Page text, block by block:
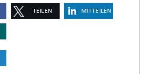
TEILEN MITTEILEN